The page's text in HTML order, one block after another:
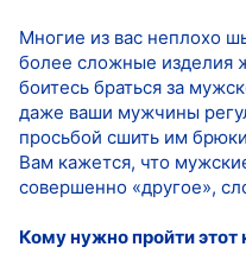
Многие из вас неплохо
более сложные изделия
боитесь браться за
даже ваши мужчины
просьбой сшить им
Вам кажется, что
совершенно «другое»,
Кому нужно пройти этот